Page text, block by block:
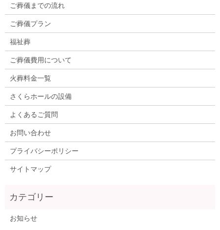
ご葬儀までの流れ
ご葬儀プラン
福祉葬
ご葬儀費用について
火葬料金一覧
さくらホールの設備
よくあるご質問
お問い合わせ
プライバシーポリシー
サイトマップ
お知らせ